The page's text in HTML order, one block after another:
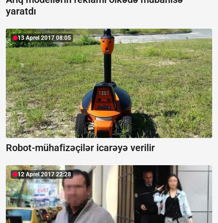
yaratdı
13 Aprel 2017 08:05
Robot-mühafizəçilər icarəyə verilir
12 Aprel 2017 22:28